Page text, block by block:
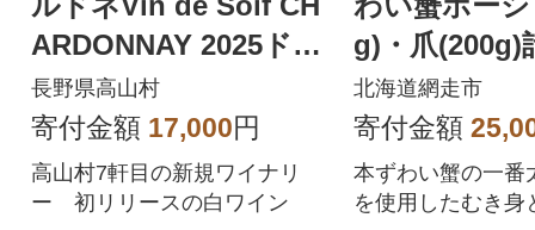
ARDONNAY 2025ドメ
ーヌ・ヒロモニカ
長野県高山村
寄付金額 17,000円
高山村7軒目の新規ワイナリ
ー 初リリースの白ワイン
g)・爪(200g)
ット
北海道網走市
寄付金額
本ずわい蟹の一番
を使用したむき身